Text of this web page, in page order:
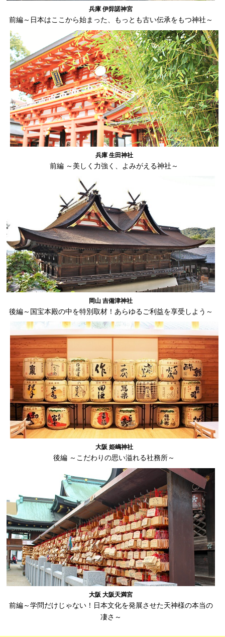
兵庫 伊弉諾神宮
前編～日本はここから始まった、もっとも古い伝承をもつ神社～
兵庫 生田神社
前編 ～美しく力強く、よみがえる神社～
岡山 吉備津神社
後編～国宝本殿の中を特別取材！あらゆるご利益を享受しよう～
大阪 姫嶋神社
後編 ～こだわりの思い溢れる社務所～
大阪 大阪天満宮
前編～学問だけじゃない！日本文化を発展させた天神様の本当の
凄さ～